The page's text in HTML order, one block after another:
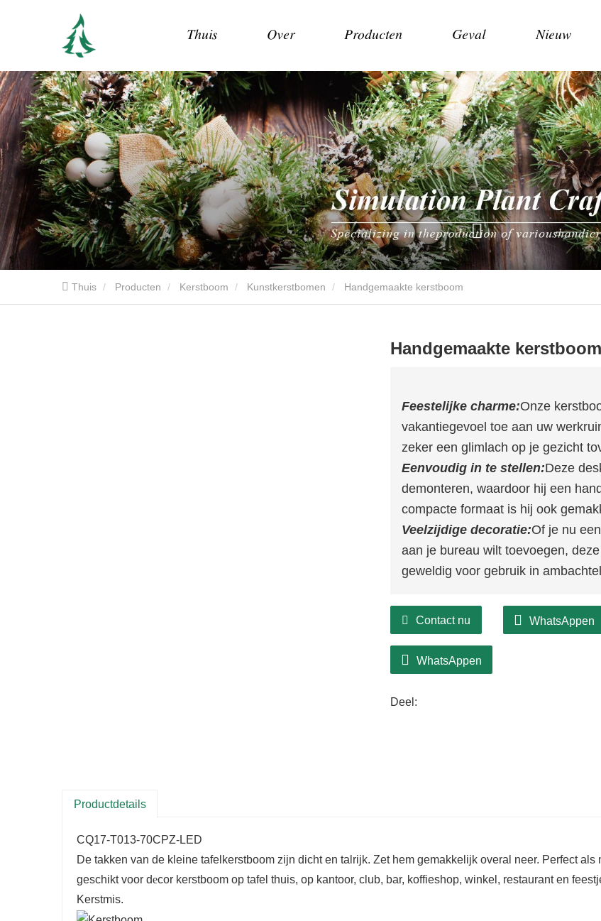
Thuis Over Producten Geval Nieuw
Thuis Producten Kerstboom Kunstkerstbomen Handgemaakte kerstboom
Handgemaakte kerstboom
Feestelijke charme:Onze
vakantiegevoel toe aan uw
zeker een glimlach op je gezicht
Eenvoudig in te stellen:Deze
demonteren, waardoor hij een
compacte formaat is hij ook
Veelzijdige decoratie:Of je nu
aan je bureau wilt toevoegen,
geweldig voor gebruik in
Contact nu WhatsAppen
WhatsAppen
Deel:
Productdetails
CQ17-T013-70CPZ-LED
De takken van de kleine tafelkerstboom zijn dicht en talrijk. Zet hem gemakkelijk overal neer. Perfect als
geschikt voor decor kerstboom op tafel thuis, op kantoor, club, bar, koffieshop, winkel, restaurant en
Kerstmis.